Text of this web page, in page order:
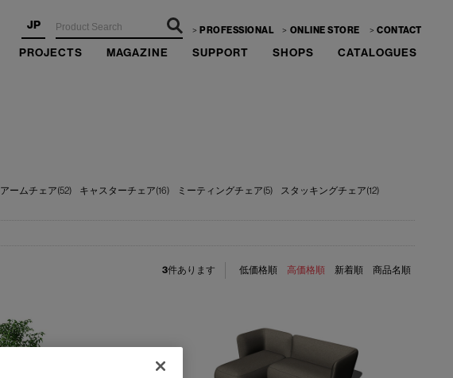
JP PROFESSIONAL ONLINE STORE CONTACT
PROJECTS MAGAZINE SUPPORT SHOPS CATALOGUES
アームチェア(52) キャスターチェア(16) ミーティングチェア(5)
スタッキングチェア(12)
低価格順 高価格順 新着順 商品名順
3件あります